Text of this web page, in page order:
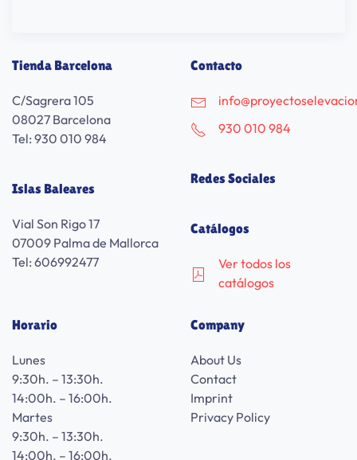
Tienda Barcelona
C/Sagrera 105
08027 Barcelona
Tel: 930 010 984
Islas Baleares
Vial Son Rigo 17
07009 Palma de Mallorca
Tel: 606992477
Contacto
930 010 984
Redes Sociales
Catálogos
Ver todos los
catálogos
Horario
Lunes
9:30h. – 13:30h.
14:00h. – 16:00h.
Martes
9:30h. – 13:30h.
14:00h. – 16:00h.
Company
About Us
Contact
Imprint
Privacy Policy